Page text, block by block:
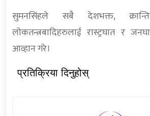
सुमनसिंहले सबै देशभक्त,
लोकतन्त्रबादिहरुलाई रास्ट्रघात र
आव्हान गरे।
प्रतिक्रिया दिनुहोस्